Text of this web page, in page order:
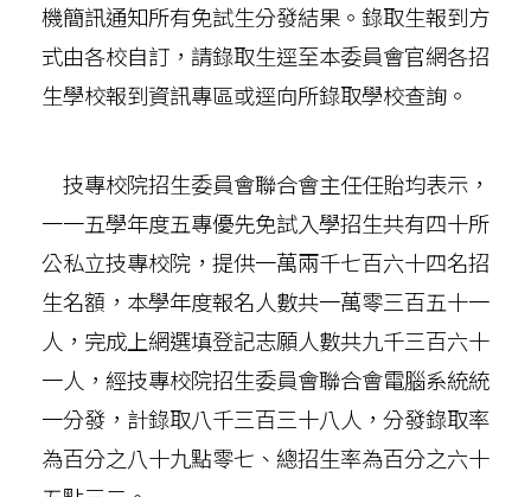
機簡訊通知所有免試生分發結果。錄取生報到方
式由各校自訂，請錄取生逕至本委員會官網各招
生學校報到資訊專區或逕向所錄取學校查詢。
技專校院招生委員會聯合會主任任貽均表示，
一一五學年度五專優先免試入學招生共有四十所
公私立技專校院，提供一萬兩千七百六十四名招
生名額，本學年度報名人數共一萬零三百五十一
人，完成上網選填登記志願人數共九千三百六十
一人，經技專校院招生委員會聯合會電腦系統統
一分發，計錄取八千三百三十八人，分發錄取率
為百分之八十九點零七、總招生率為百分之六十